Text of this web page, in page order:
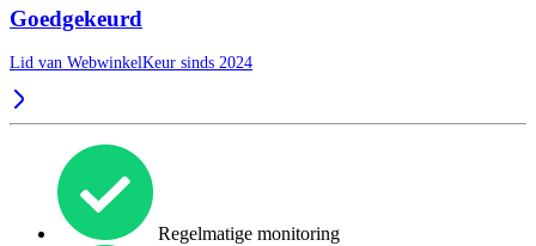
Goedgekeurd
Lid van WebwinkelKeur sinds 2024
Regelmatige monitoring